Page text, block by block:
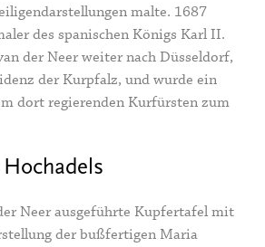
malte. 1687
des spanischen Königs Karl II.
der Neer weiter nach Düsseldorf,
der Kurpfalz, und wurde ein
dort regierenden Kurfürsten zum
Neer ausgeführte Kupfertafel mit
der bußfertigen Maria